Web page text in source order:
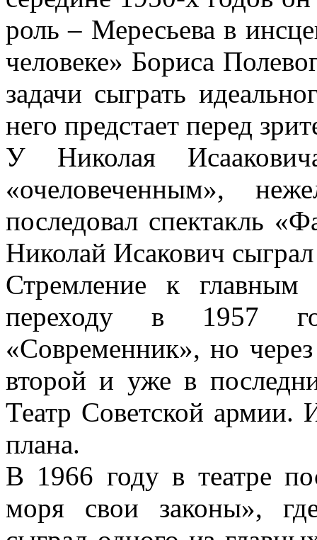
роль – Мересьева в
человеке» Бориса
задачи сыграть
него предстает перед
У Николая
«очеловеченным»,
последовал спектакль
Николай Исакович
Стремление к главным
переходу в 1957
«Современник», но
второй и уже в
Театр Советской армии.
плана.
В 1966 году в театре
моря свои законы»,